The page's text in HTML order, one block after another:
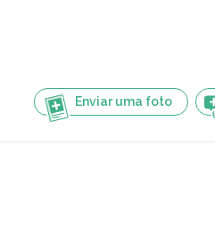
Enviar uma foto